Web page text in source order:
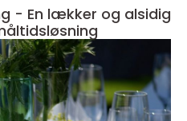
- En lækker og alsidig